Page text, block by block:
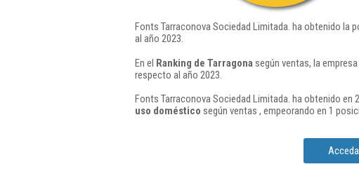
Fonts Tarraconova Sociedad Limitada. ha obtenido la
al año 2023.
En el Ranking de Tarragona según ventas, la
respecto al año 2023.
Fonts Tarraconova Sociedad Limitada. ha obtenido en
uso doméstico según ventas , empeorando en 1